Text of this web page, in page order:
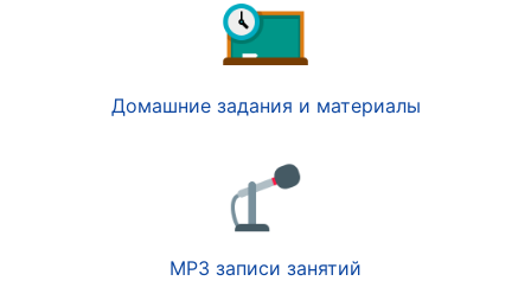
Домашние задания и материалы
MP3 записи занятий